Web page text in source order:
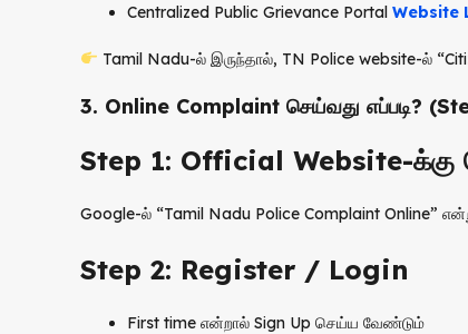
Centralized Public Grievance Portal Website
Tamil Nadu-ல் இருந்தால், TN Police website-ல்
3. Online Complaint செய்வது எப்படி?
Step 1: Official Website-க்கு
Google-ல் “Tamil Nadu Police Complaint Online”
Step 2: Register / Login
First time என்றால் Sign Up செய்ய வேண்டும்